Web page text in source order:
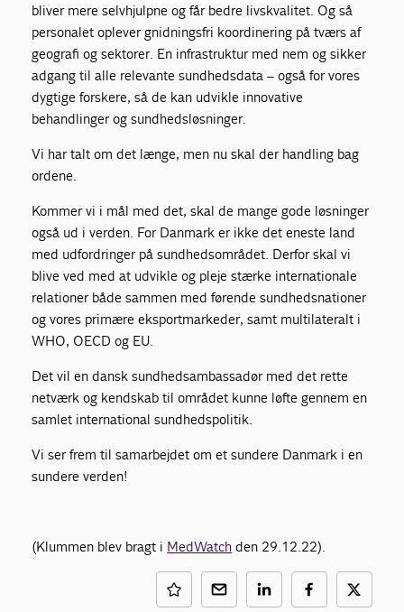
bliver mere selvhjulpne og får bedre livskvalitet. Og så
personalet oplever gnidningsfri koordinering på tværs af
geografi og sektorer. En infrastruktur med nem og sikker
adgang til alle relevante sundhedsdata – også for vores
dygtige forskere, så de kan udvikle innovative
behandlinger og sundhedsløsninger.
Vi har talt om det længe, men nu skal der handling bag
ordene.
Kommer vi i mål med det, skal de mange gode løsninger
også ud i verden. For Danmark er ikke det eneste land
med udfordringer på sundhedsområdet. Derfor skal vi
blive ved med at udvikle og pleje stærke internationale
relationer både sammen med førende sundhedsnationer
og vores primære eksportmarkeder, samt multilateralt i
WHO, OECD og EU.
Det vil en dansk sundhedsambassadør med det rette
netværk og kendskab til området kunne løfte gennem en
samlet international sundhedspolitik.
Vi ser frem til samarbejdet om et sundere Danmark i en
sundere verden!
(Klummen blev bragt i MedWatch den 29.12.22).